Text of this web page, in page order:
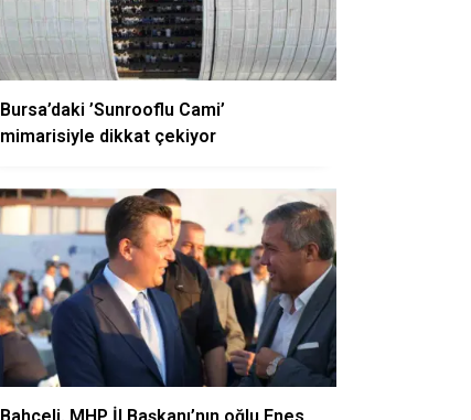
Bursa’daki ’Sunrooflu Cami’
mimarisiyle dikkat çekiyor